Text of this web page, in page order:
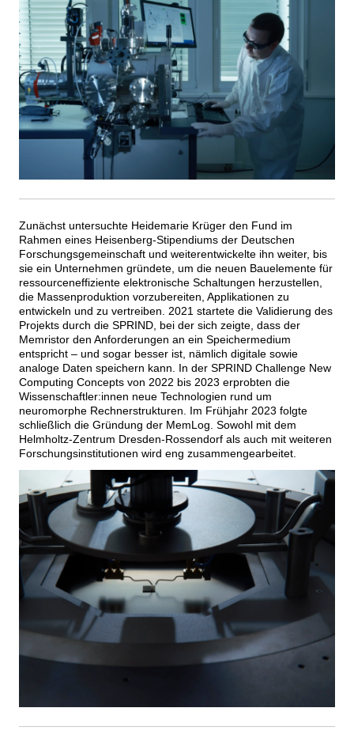
Zunächst untersuchte Heidemarie Krüger den Fund im
Rahmen eines Heisenberg-Stipendiums der Deutschen
Forschungsgemeinschaft und weiterentwickelte ihn weiter, bis
sie ein Unternehmen gründete, um die neuen Bauelemente für
ressourceneffiziente elektronische Schaltungen herzustellen,
die Massenproduktion vorzubereiten, Applikationen zu
entwickeln und zu vertreiben. 2021 startete die Validierung des
Projekts durch die SPRIND, bei der sich zeigte, dass der
Memristor den Anforderungen an ein Speichermedium
entspricht – und sogar besser ist, nämlich digitale sowie
analoge Daten speichern kann. In der SPRIND Challenge New
Computing Concepts von 2022 bis 2023 erprobten die
Wissenschaftler:innen neue Technologien rund um
neuromorphe Rechnerstrukturen. Im Frühjahr 2023 folgte
schließlich die Gründung der MemLog. Sowohl mit dem
Helmholtz-Zentrum Dresden-Rossendorf als auch mit weiteren
Forschungsinstitutionen wird eng zusammengearbeitet.